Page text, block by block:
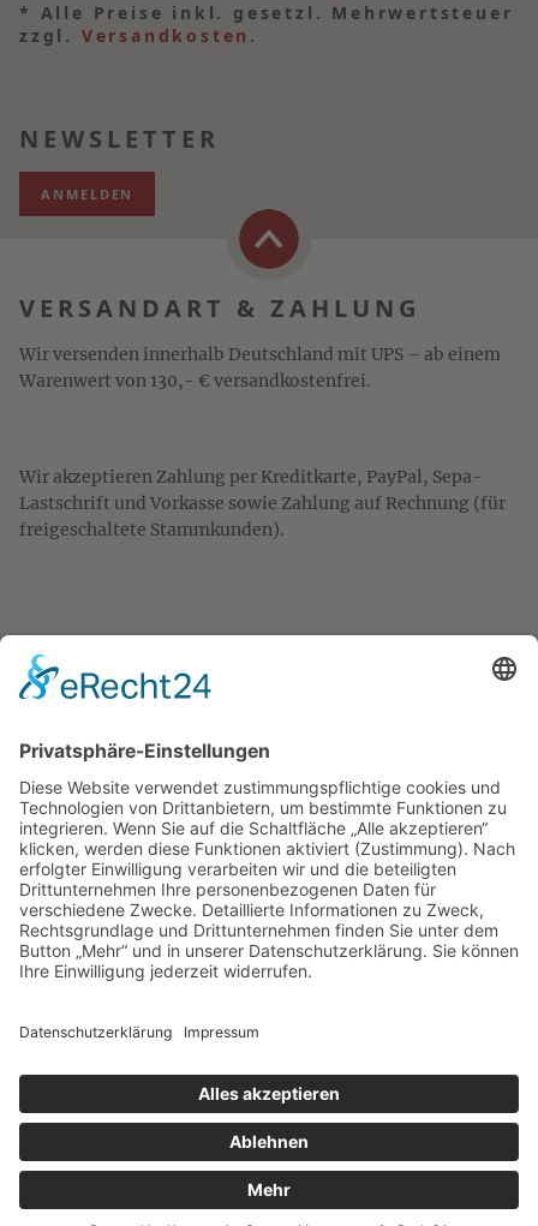
* Alle Preise inkl. gesetzl. Mehrwertsteuer
zzgl. Versandkosten .
NEWSLETTER
ANMELDEN
VERSANDART & ZAHLUNG
Wir versenden innerhalb Deutschland mit UPS – ab einem
Warenwert von 130,- € versandkostenfrei.
Wir akzeptieren Zahlung per Kreditkarte, PayPal, Sepa-
Lastschrift und Vorkasse sowie Zahlung auf Rechnung (für
freigeschaltete Stammkunden).
KONTAKT
Spezialitäten aus Österreich
Daimlerstr. 21
50859 Köln
Telefon: 02234 802701
Fax: 02234 986145
Abholung und Verkauf
im Lagerausschließlich
nach Termin­vereinbarung.
Bezahlung & Versand Kontakt
Datenschutz
AGB Widerruf
Vertrag widerrufen